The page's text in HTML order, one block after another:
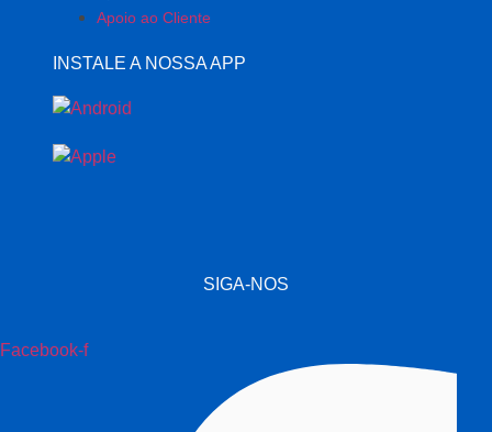
Apoio ao Cliente
INSTALE A NOSSA APP
SIGA-NOS
Facebook-f